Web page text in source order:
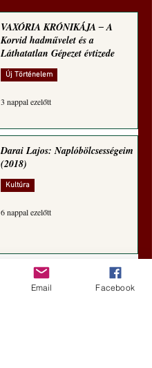
VAXÓRIA KRÓNIKÁJA ‒ A
Korvid hadművelet és a
Láthatatlan Gépezet évtizede
Új Történelem
3 nappal ezelőtt
Darai Lajos: Naplóbölcsességeim
(2018)
Kultúra
6 nappal ezelőtt
A Rothschildok és a Pentagon
bizalmas feljegyzése: „Hét ország
Email Facebook